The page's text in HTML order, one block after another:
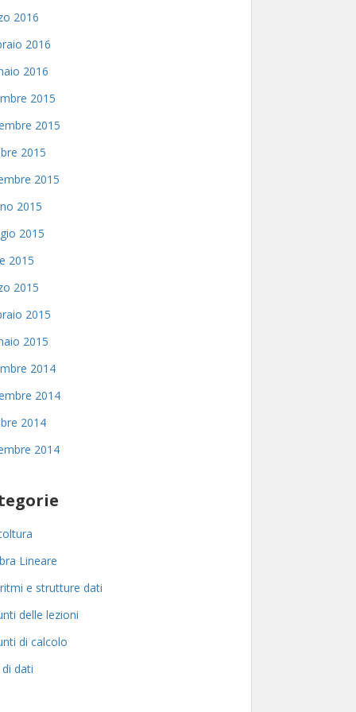
2016
2016
2016
2015
2015
2015
2015
2015
2015
2015
2015
2015
2015
2014
2014
2014
2014
Lineare
e strutture dati
delle lezioni
di calcolo
dati